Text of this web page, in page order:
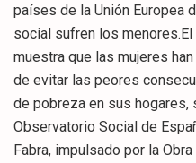
países de la Unión Europea
social sufren los
muestra que las mujeres
de evitar las peores
de pobreza en sus hogares,
Observatorio Social de
Fabra, impulsado por la